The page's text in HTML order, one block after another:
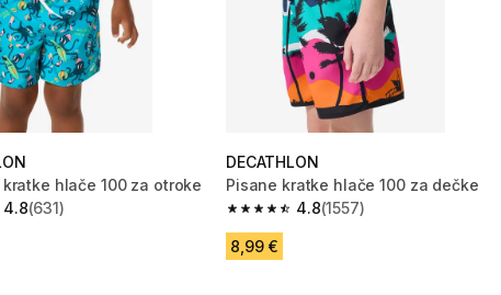
hlače 100 za otroke
4.8
from 631 ocene
(631)
DECATHLON
Pisane kratke hlače 100 za dečke
4.8
4.8 od 5 zvezdic from 1557 ocene
(1557)
8,99 €